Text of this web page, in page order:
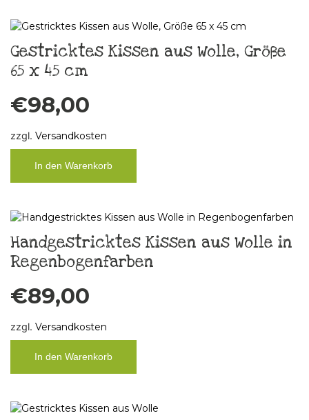
Gestricktes Kissen aus Wolle, Größe
65 x 45 cm
€98,00
zzgl. Versandkosten
In den Warenkorb
Handgestricktes Kissen aus Wolle in
Regenbogenfarben
€89,00
zzgl. Versandkosten
In den Warenkorb